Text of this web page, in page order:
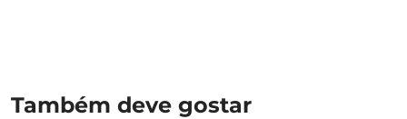
Também deve gostar